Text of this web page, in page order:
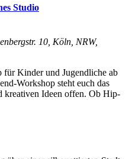
Studio
10, Köln, NRW,
Kinder und Jugendliche ab
Workshop steht euch das
kreativen Ideen offen. Ob Hip-